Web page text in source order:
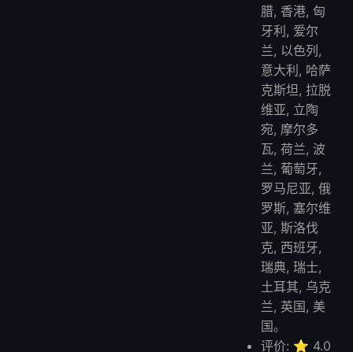
腊, 香港, 匈
牙利, 爱尔
兰, 以色列,
意大利, 哈萨
克斯坦, 拉脱
维亚, 立陶
宛, 摩尔多
瓦, 荷兰, 波
兰, 葡萄牙,
罗马尼亚, 俄
罗斯, 塞尔维
亚, 斯洛伐
克, 西班牙,
瑞典, 瑞士,
土耳其, 乌克
兰, 英国, 美
国。
评价: ⭐ 4.0